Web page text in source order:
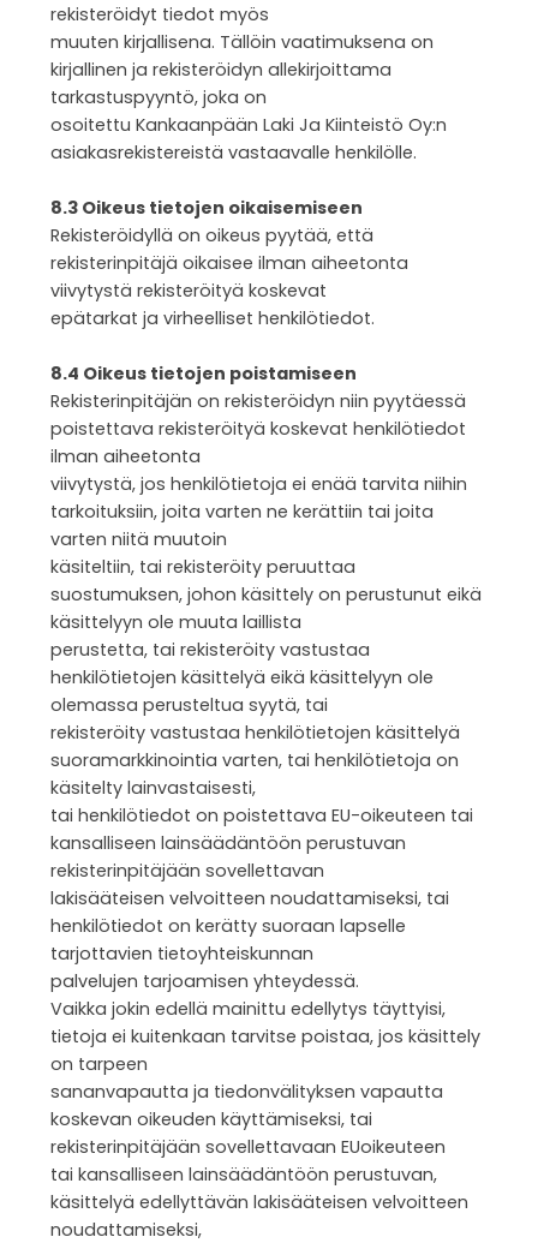
rekisteröidyt tiedot myös
muuten kirjallisena. Tällöin vaatimuksena on
kirjallinen ja rekisteröidyn allekirjoittama
tarkastuspyyntö, joka on
osoitettu Kankaanpään Laki Ja Kiinteistö Oy:n
asiakasrekistereistä vastaavalle henkilölle.
8.3 Oikeus tietojen oikaisemiseen
Rekisteröidyllä on oikeus pyytää, että
rekisterinpitäjä oikaisee ilman aiheetonta
viivytystä rekisteröityä koskevat
epätarkat ja virheelliset henkilötiedot.
8.4 Oikeus tietojen poistamiseen
Rekisterinpitäjän on rekisteröidyn niin pyytäessä
poistettava rekisteröityä koskevat henkilötiedot
ilman aiheetonta
viivytystä, jos henkilötietoja ei enää tarvita niihin
tarkoituksiin, joita varten ne kerättiin tai joita
varten niitä muutoin
käsiteltiin, tai rekisteröity peruuttaa
suostumuksen, johon käsittely on perustunut eikä
käsittelyyn ole muuta laillista
perustetta, tai rekisteröity vastustaa
henkilötietojen käsittelyä eikä käsittelyyn ole
olemassa perusteltua syytä, tai
rekisteröity vastustaa henkilötietojen käsittelyä
suoramarkkinointia varten, tai henkilötietoja on
käsitelty lainvastaisesti,
tai henkilötiedot on poistettava EU-oikeuteen tai
kansalliseen lainsäädäntöön perustuvan
rekisterinpitäjään sovellettavan
lakisääteisen velvoitteen noudattamiseksi, tai
henkilötiedot on kerätty suoraan lapselle
tarjottavien tietoyhteiskunnan
palvelujen tarjoamisen yhteydessä.
Vaikka jokin edellä mainittu edellytys täyttyisi,
tietoja ei kuitenkaan tarvitse poistaa, jos käsittely
on tarpeen
sananvapautta ja tiedonvälityksen vapautta
koskevan oikeuden käyttämiseksi, tai
rekisterinpitäjään sovellettavaan EUoikeuteen
tai kansalliseen lainsäädäntöön perustuvan,
käsittelyä edellyttävän lakisääteisen velvoitteen
noudattamiseksi,